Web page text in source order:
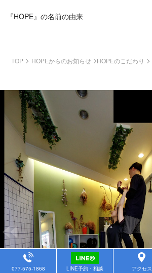
『HOPE』の名前の由来
TOP HOPEからのお知らせ HOPEのこだわり
077-575-1868 LINE予約・相談 アクセス